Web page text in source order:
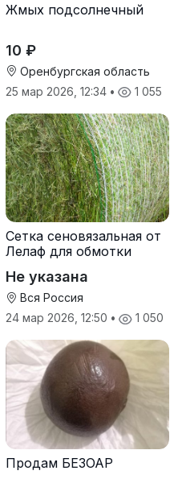
Жмых подсолнечный
10 ₽
Оренбургская область
25 мар 2026, 12:34 • 1 055
Сетка сеновязальная от
Лелаф для обмотки
Не указана
Вся Россия
24 мар 2026, 12:50 • 1 050
Продам БЕЗОАР